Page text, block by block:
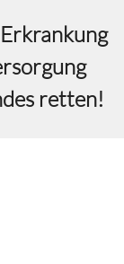
retten!